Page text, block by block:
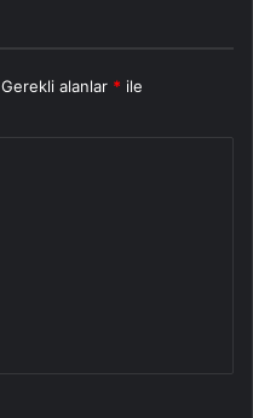
Gerekli alanlar * ile